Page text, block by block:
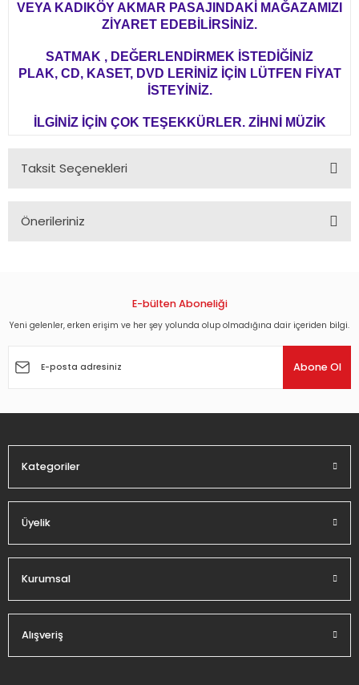
VEYA KADIKÖY AKMAR PASAJINDAKİ MAĞAZAMIZI
ZİYARET EDEBİLİRSİNİZ.
SATMAK , DEĞERLENDİRMEK İSTEDİĞİNİZ
PLAK, CD, KASET, DVD LERİNİZ İÇİN LÜTFEN FİYAT
İSTEYİNİZ.
İLGİNİZ İÇİN ÇOK TEŞEKKÜRLER. ZİHNİ MÜZİK
Taksit Seçenekleri
Önerileriniz
Görüş ve önerileriniz için teşekkür ederiz.
Ürün açıklamasında eksik bilgiler bulunuyor.
E-bülten Aboneliği
Yeni gelenler, erken erişim ve her şey yolunda olup olmadığına dair içeriden bilgi.
Abone Ol
Kategoriler
Üyelik
Kurumsal
Alışveriş